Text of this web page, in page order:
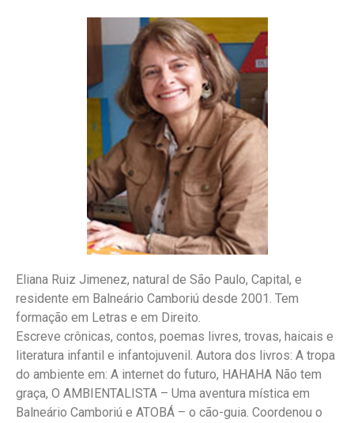
Eliana Ruiz Jimenez, natural de São Paulo, Capital, e
residente em Balneário Camboriú desde 2001. Tem
formação em Letras e em Direito.
Escreve crônicas, contos, poemas livres, trovas, haicais e
literatura infantil e infantojuvenil. Autora dos livros: A tropa
do ambiente em: A internet do futuro, HAHAHA Não tem
graça, O AMBIENTALISTA – Uma aventura mística em
Balneário Camboriú e ATOBÁ – o cão-guia. Coordenou o